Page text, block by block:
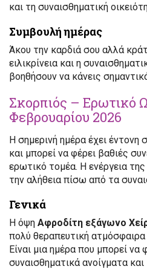
και τη συναισθηματική
Συμβουλή ημέρας
Άκου την καρδιά σου αλλά
ειλικρίνεια και η
βοηθήσουν να κάνεις
Σκορπιός – Ερωτικό
Φεβρουαρίου 2026
Η σημερινή ημέρα έχει έντονη
και μπορεί να φέρει βαθιές
ερωτικό τομέα. Η ενέργεια
την αλήθεια πίσω από τα
Γενικά
Η όψη Αφροδίτη εξάγωνο
πολύ θεραπευτική
Είναι μια ημέρα που μπορεί να
συναισθηματικά ανοίγματα